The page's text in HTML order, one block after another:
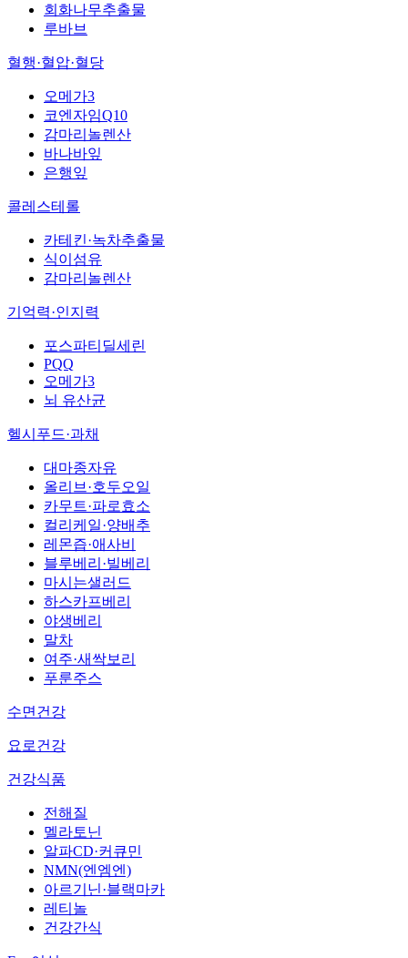
회화나무추출물
루바브
혈행·혈압·혈당
오메가3
코엔자임Q10
감마리놀렌산
바나바잎
은행잎
콜레스테롤
카테킨·녹차추출물
식이섬유
감마리놀렌산
기억력·인지력
포스파티딜세린
PQQ
오메가3
뇌 유산균
헬시푸드·과채
대마종자유
올리브·호두오일
카무트·파로효소
컬리케일·양배추
레몬즙·애사비
블루베리·빌베리
마시는샐러드
하스카프베리
야생베리
말차
여주·새싹보리
푸룬주스
수면건강
요로건강
건강식품
전해질
멜라토닌
알파CD·커큐민
NMN(엔엠엔)
아르기닌·블랙마카
레티놀
건강간식